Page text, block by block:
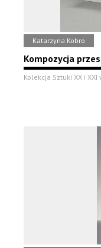
Katarzyna Kobro
Kompozycja
Kolekcja Sztuki XX i XXI